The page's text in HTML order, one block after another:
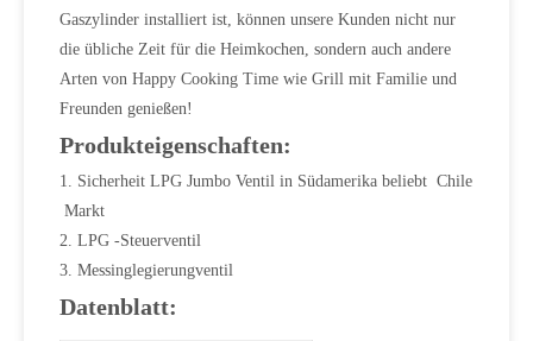
Gaszylinder installiert ist, können unsere Kunden nicht nur
die übliche Zeit für die Heimkochen, sondern auch andere
Arten von Happy Cooking Time wie Grill mit Familie und
Freunden genießen!
Produkteigenschaften:
1. Sicherheit LPG Jumbo Ventil in Südamerika beliebt Chile
Markt
2. LPG -Steuerventil
3. Messinglegierungventil
Datenblatt: